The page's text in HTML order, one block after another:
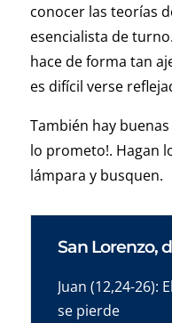
conocer las teorías
esencialista de
hace de forma tan
es difícil verse
También hay buenas
lo prometo!. Hagan
lámpara y busquen.
San Lorenzo,
Juan (12,24-26):
se pierde